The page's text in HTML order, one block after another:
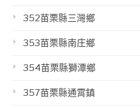
352苗栗縣三灣鄉
353苗栗縣南庄鄉
354苗栗縣獅潭鄉
357苗栗縣通霄鎮